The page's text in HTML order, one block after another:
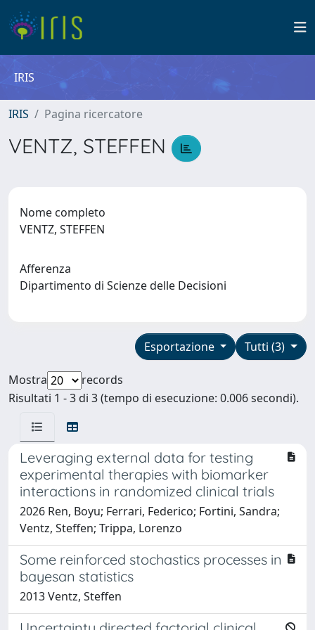
IRIS
IRIS Pagina ricercatore
VENTZ, STEFFEN
Nome completo
VENTZ, STEFFEN
Afferenza
Dipartimento di Scienze delle Decisioni
Tutti (3)
Esportazione
Mostra
records
Risultati 1 - 3 di 3 (tempo di esecuzione: 0.006 secondi).
Leveraging external data for testing
experimental therapies with biomarker
interactions in randomized clinical trials
2026 Ren, Boyu; Ferrari, Federico; Fortini, Sandra;
Ventz, Steffen; Trippa, Lorenzo
Some reinforced stochastics processes in
bayesan statistics
2013 Ventz, Steffen